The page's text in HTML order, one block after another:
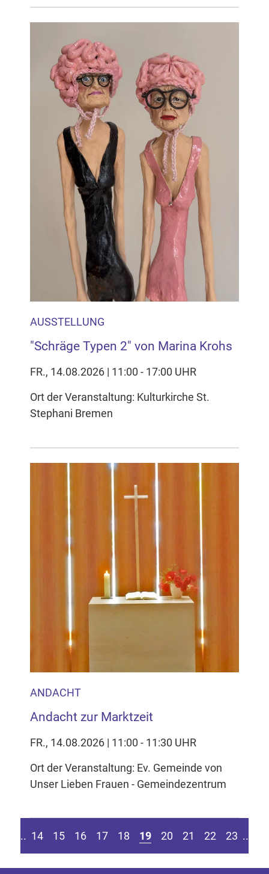
AUSSTELLUNG
"Schräge Typen 2" von Marina Krohs
FR., 14.08.2026 | 11:00 - 17:00 UHR
Ort der Veranstaltung: Kulturkirche St.
Stephani Bremen
ANDACHT
Andacht zur Marktzeit
FR., 14.08.2026 | 11:00 - 11:30 UHR
Ort der Veranstaltung: Ev. Gemeinde von
Unser Lieben Frauen - Gemeindezentrum
springen
vorherigen Seite
.... 14 15 16 17 18 19 20 21 22 23 ....